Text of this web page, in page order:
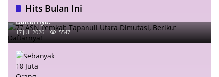
Hits Bulan Ini
77 ASN Pemkab Tapanuli Utara Dimutasi, Berikut
Daftarnya!
17 Juli 2026 5547